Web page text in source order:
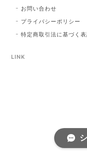
お問い合わせ
プライバシーポリシー
特定商取引法に基づく
LINK